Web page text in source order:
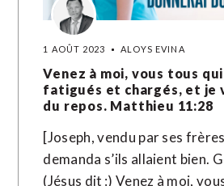
1 AOÛT 2023 ALOYS EVINA
Venez à moi, vous tous
fatigués et chargés, et je
du repos. Matthieu 11:28
[Joseph, vendu par ses
demanda s’ils allaient bien.
(Jésus dit :) Venez à moi,